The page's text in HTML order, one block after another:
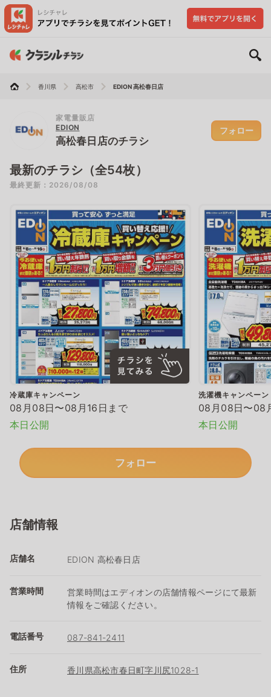
香川県 高松市 EDION 高松春日店
家電量販店
EDION
高松春日店のチラシ
フォロー
最新のチラシ（全54枚）
最終更新：2026/08/08
冷蔵庫キャンペーン
08月08日〜08月16日まで
本日公開
洗濯機キャンペーン
08月08日〜08
本日公開
フォロー
店舗情報
店舗名 EDION 高松春日店
営業時間
営業時間はエディオンの店舗情報ページにて最新
情報をご確認ください。
電話番号 087-841-2411
住所 香川県高松市春日町字川尻1028-1